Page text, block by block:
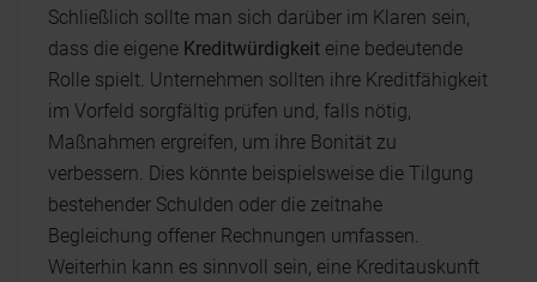
Schließlich sollte man sich darüber im Klaren sein,
dass die eigene Kreditwürdigkeit eine bedeutende
Rolle spielt. Unternehmen sollten ihre Kreditfähigkeit
im Vorfeld sorgfältig prüfen und, falls nötig,
Maßnahmen ergreifen, um ihre Bonität zu
verbessern. Dies könnte beispielsweise die Tilgung
bestehender Schulden oder die zeitnahe
Begleichung offener Rechnungen umfassen.
Weiterhin kann es sinnvoll sein, eine Kreditauskunft